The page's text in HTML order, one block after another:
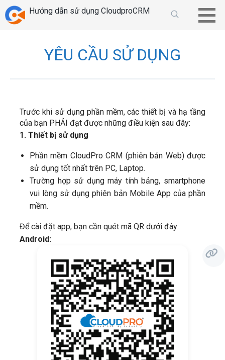
Chuyển
tới
Hướng dẫn sử dụng CloudproCRM
YÊU CẦU SỬ DỤNG
Trước khi sử dụng phần mềm, các thiết bị và hạ tầng
của bạn PHẢI đạt được những điều kiện sau đây:
1. Thiết bị sử dụng
Phần mềm CloudPro CRM (phiên bản Web) được
sử dụng tốt nhất trên PC, Laptop.
Trường hợp sử dụng máy tính bảng, smartphone
vui lòng sử dụng phiên bản Mobile App của phần
mềm.
Để cài đặt app, bạn cần quét mã QR dưới đây:
Android: